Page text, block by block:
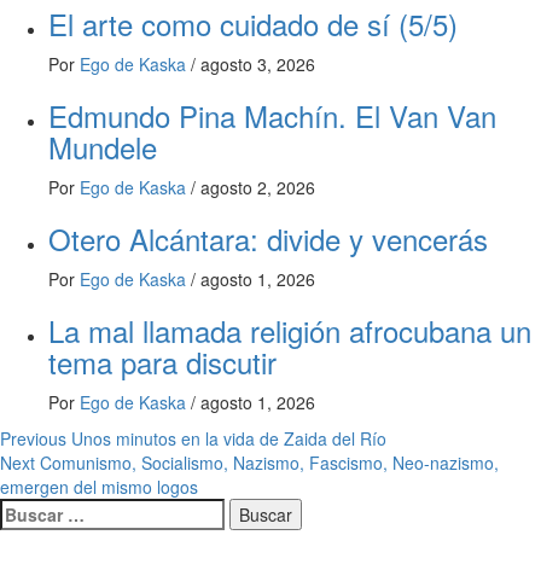
El arte como cuidado de sí (5/5)
Por Ego de Kaska / agosto 3, 2026
Edmundo Pina Machín. El Van Van
Mundele
Por Ego de Kaska / agosto 2, 2026
Otero Alcántara: divide y vencerás
Por Ego de Kaska / agosto 1, 2026
La mal llamada religión afrocubana un
tema para discutir
Por Ego de Kaska / agosto 1, 2026
Post
navigation
Previous Unos minutos en la vida de Zaida del Río
Next Comunismo, Socialismo, Nazismo, Fascismo, Neo-nazismo,
emergen del mismo logos
Buscar: